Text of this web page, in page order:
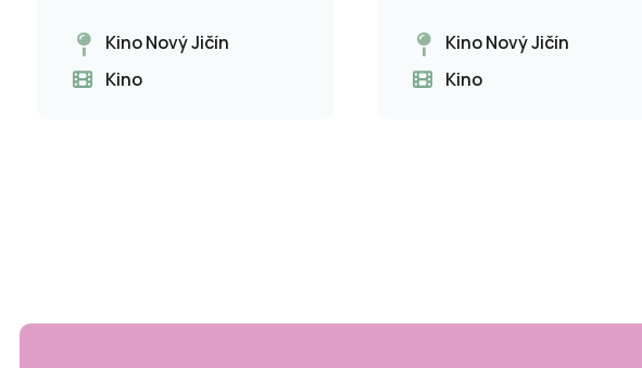
Kino Nový Jičín
Kino
Kino Nový Jičín
Kino